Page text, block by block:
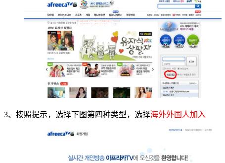
3、按照提示，选择下图第四种类型，选择海外外国人加入